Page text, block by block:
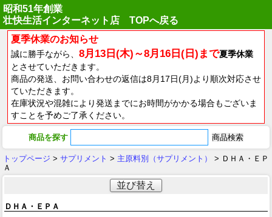
昭和51年創業
壮快生活インターネット店 TOPへ戻る
夏季休業のお知らせ
誠に勝手ながら、 8月13日(木)～8月16日(日)まで夏季休業
とさせていただきます。
商品の発送、お問い合わせの返信は8月17日(月)より順次対応させ
ていただきます。
在庫状況や混雑により発送までにお時間がかかる場合もございま
すことを予めご了承ください。
商品を探す
トップページ > サプリメント > 主原料別（サプリメント）
> ＤＨＡ・ＥＰ
Ａ
並び替え
ＤＨＡ・ＥＰＡ